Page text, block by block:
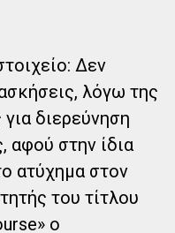
Δεν
λόγω της
διερεύνηση
αφού στην ίδια
ατύχημα στον
του τίτλου
ο